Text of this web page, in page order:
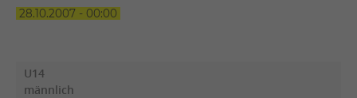
28.10.2007 - 00:00
U14
männlich